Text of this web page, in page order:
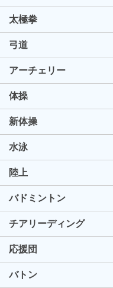
太極拳
弓道
アーチェリー
体操
新体操
水泳
陸上
バドミントン
チアリーディング
応援団
バトン